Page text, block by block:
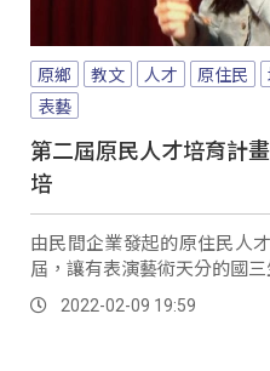
原鄉 教文 人才 原住民
表藝
第二屆原民人才培育計
培
由民間企業發起的原住民人
屆，讓有表演藝術天分的國三
2022-02-09 19:59